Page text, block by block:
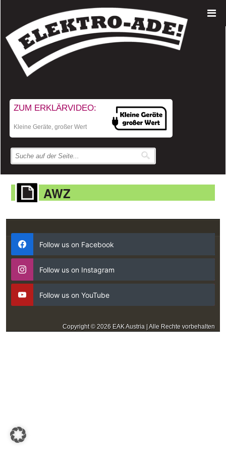
ZUM ERKLÄRVIDEO:
Kleine Geräte, großer Wert
AWZ
Follow us on Facebook
Follow us on Instagram
Follow us on YouTube
Copyright © 2026 EAK Austria | Alle Rechte vorbehalten